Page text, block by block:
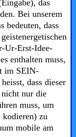
das
Bei unserem
bedeuten, dass
Ur-Erst-Idee-
enthalten muss,
im SEIN-
dass dieser
nicht nur die
muss, um
kodieren) zu
mobile am